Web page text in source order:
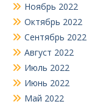
Ноябрь 2022
Октябрь 2022
Сентябрь 2022
Август 2022
Июль 2022
Июнь 2022
Май 2022